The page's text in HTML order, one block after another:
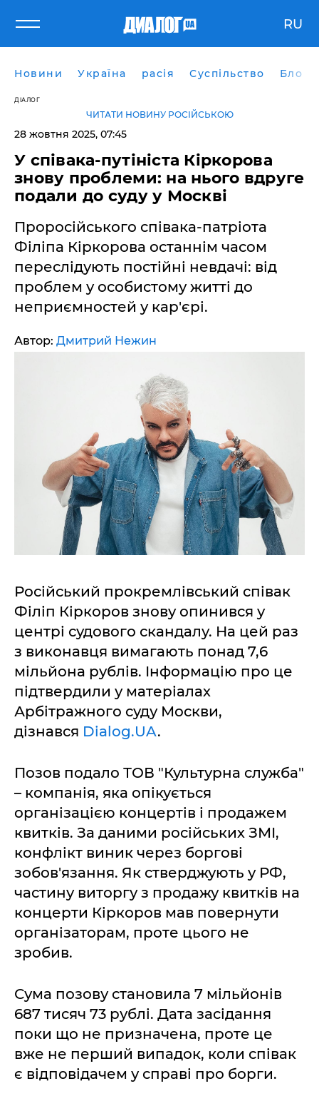
RU
Новини Україна расія Суспільство Блоги
ДІАЛОГ
ЧИТАТИ НОВИНУ РОСІЙСЬКОЮ
28 жовтня 2025, 07:45
У співака-путініста Кіркорова
знову проблеми: на нього вдруге
подали до суду у Москві
Проросійського співака-патріота
Філіпа Кіркорова останнім часом
переслідують постійні невдачі: від
проблем у особистому житті до
неприємностей у кар'єрі.
Автор: Дмитрий Нежин
Російський прокремлівський співак
Філіп Кіркоров знову опинився у
центрі судового скандалу. На цей раз
з виконавця вимагають понад 7,6
мільйона рублів. Інформацію про це
підтвердили у матеріалах
Арбітражного суду Москви,
дізнався Dialog.UA.
Позов подало ТОВ "Культурна служба"
– компанія, яка опікується
організацією концертів і продажем
квитків. За даними російських ЗМІ,
конфлікт виник через боргові
зобов'язання. Як стверджують у РФ,
частину виторгу з продажу квитків на
концерти Кіркоров мав повернути
організаторам, проте цього не
зробив.
Сума позову становила 7 мільйонів
687 тисяч 73 рублі. Дата засідання
поки що не призначена, проте це
вже не перший випадок, коли співак
є відповідачем у справі про борги.